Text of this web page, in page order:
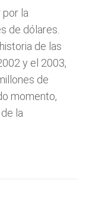
por la
de dólares.
de las
y el 2003,
de
momento,
la